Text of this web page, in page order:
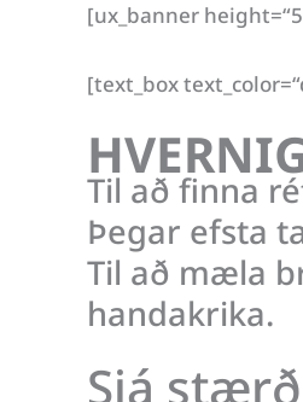
[ux_banner
[text_box
Til að finna
Þegar efsta
Til að mæla
handakrika.
Sjá